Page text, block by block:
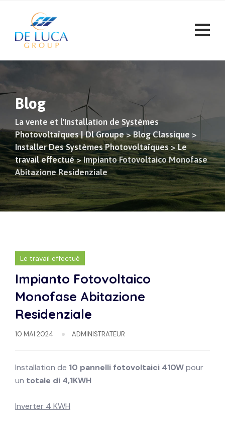
contenu
Blog
La vente et l'Installation de Systèmes
Photovoltaïques | Dl Groupe>Blog Classique >
Installer Des Systèmes Photovoltaïques>Le
travail effectué>Impianto Fotovoltaico Monofase
Abitazione Residenziale
Le travail effectué
Impianto Fotovoltaico
Monofase Abitazione
Residenziale
10 MAI 2024 ADMINISTRATEUR
Installation de 10 pannelli fotovoltaici 410Wpour
un totale di 4,1KWH
Inverter 4 KWH